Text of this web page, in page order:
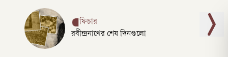
ফিচার
রবীন্দ্রনাথের শেষ দিনগুলো